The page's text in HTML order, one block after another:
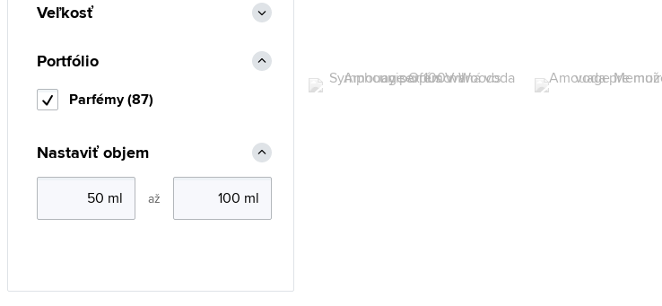
Animale (1)
Anna Sui (18)
Annick Goutal (55)
Antonio Puig (9)
Aquolina (19)
Aramis (5)
Veľkosť
Portfólio
Parfémy (87)
Nastaviť objem
až